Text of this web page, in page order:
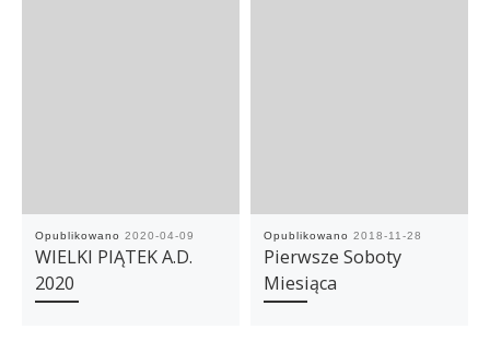
Opublikowano 2020-04-09
WIELKI PIĄTEK A.D.
2020
Opublikowano 2018-11-28
Pierwsze Soboty
Miesiąca